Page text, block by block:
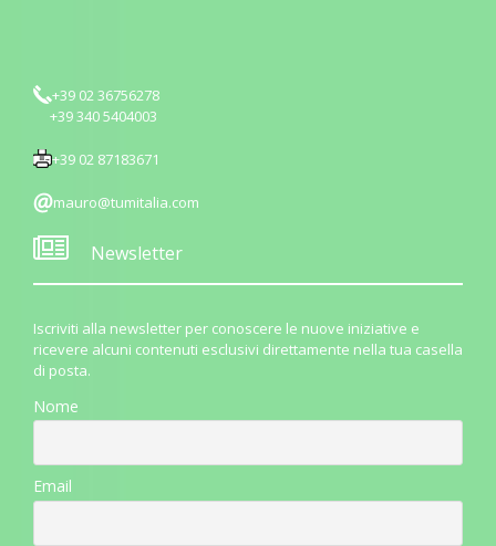
+39 02 36756278
+39 340 5404003
+39 02 87183671
mauro@tumitalia.com
Newsletter
Iscriviti alla newsletter per conoscere le nuove iniziative e
ricevere alcuni contenuti esclusivi direttamente nella tua casella
di posta.
Nome
Email